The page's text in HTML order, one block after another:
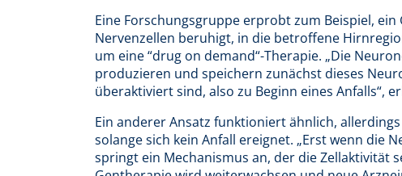
Eine Forschungsgruppe erprobt zum Beispiel,
Nervenzellen beruhigt, in die betroffene
um eine “drug on demand“-Therapie. „Die
produzieren und speichern zunächst dieses
überaktiviert sind, also zu Beginn eines Anfalls“,
Ein anderer Ansatz funktioniert ähnlich,
solange sich kein Anfall ereignet. „Erst wenn die
springt ein Mechanismus an, der die Zellaktivität